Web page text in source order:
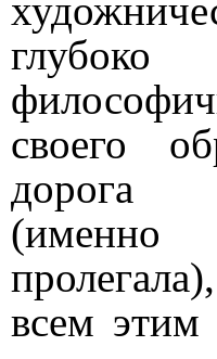
глубоко
своего
дорога
(именно
всем этим